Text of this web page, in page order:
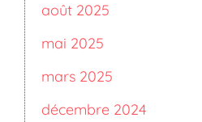
août 2025
mai 2025
mars 2025
décembre 2024